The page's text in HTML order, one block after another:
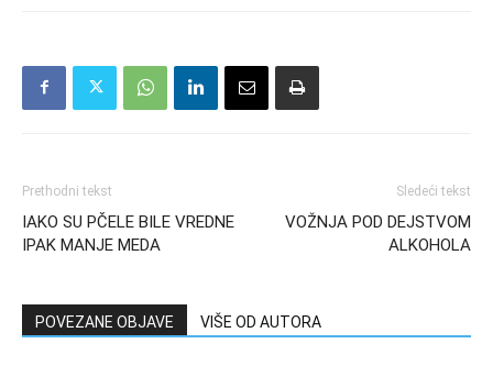
Prethodni tekst
IAKO SU PČELE BILE VREDNE
IPAK MANJE MEDA
Sledeći tekst
VOŽNJA POD DEJSTVOM
ALKOHOLA
POVEZANE OBJAVE VIŠE OD AUTORA